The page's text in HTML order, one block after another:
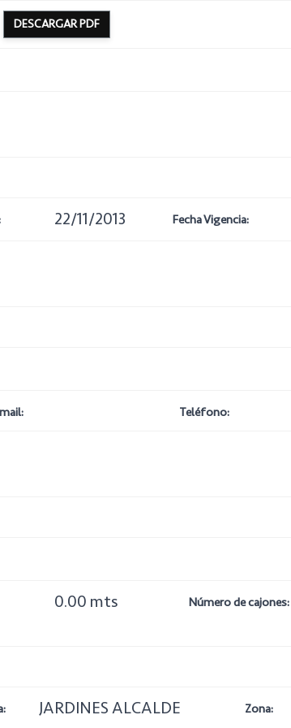
DESCARGAR PDF
22/11/2013 Fecha Vigencia:
Teléfono:
0.00 mts Número de cajones:
JARDINES ALCALDE Zona: